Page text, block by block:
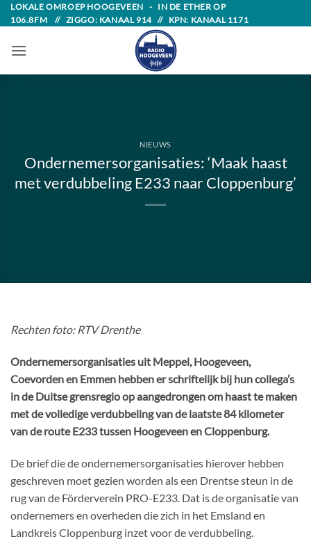
Skip
to
content
LOKALE OMROEP HOOGEVEEN - IN DE ETHER OP
106.8FM // ZIGGO: KANAAL 914 // KPN: KANAAL 1171
NIEUWS
Ondernemersorganisaties: ‘Maak haast
met verdubbeling E233 naar Cloppenburg’
Rechten foto: RTV Drenthe
Ondernemersorganisaties uit Meppel, Hoogeveen,
Coevorden en Emmen hebben er schriftelijk bij hun collega’s
in de Duitse grensregio op aangedrongen om haast te maken
met de volledige verdubbeling van de laatste 84 kilometer
van de route E233 tussen Hoogeveen en Cloppenburg.
De brief die de ondernemersorganisaties hierover hebben
geschreven moet gezien worden als een Drentse steun in de
rug van de Förderverein PRO-E233. Dat is de organisatie van
ondernemers en overheden die zich in het Emsland en
Landkreis Cloppenburg inzet voor de verdubbeling.